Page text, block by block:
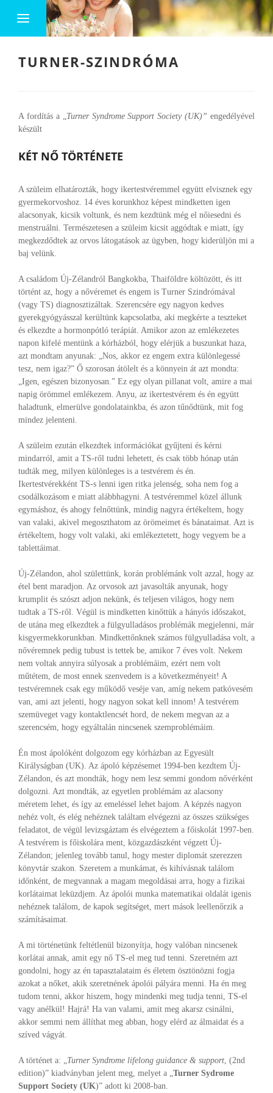
TURNER-SZINDRÓMA
A fordítás a „Turner Syndrome Support Society (UK)” engedélyével
készült
KÉT NŐ TÖRTÉNETE
A szüleim elhatározták, hogy ikertestvéremmel együtt elvisznek egy
gyermekorvoshoz. 14 éves korunkhoz képest mindketten igen
alacsonyak, kicsik voltunk, és nem kezdtünk még el nőiesedni és
menstruálni. Természetesen a szüleim kicsit aggódtak e miatt, így
megkezdődtek az orvos látogatások az ügyben, hogy kiderüljön mi a
baj velünk.
A családom Új-Zélandról Bangkokba, Thaiföldre költözött, és itt
történt az, hogy a nővéremet és engem is Turner Szindrómával
(vagy TS) diagnosztizáltak. Szerencsére egy nagyon kedves
gyerekgyógyásszal kerültünk kapcsolatba, aki megkérte a teszteket
és elkezdte a hormonpótló terápiát. Amikor azon az emlékezetes
napon kifelé mentünk a kórházból, hogy elérjük a buszunkat haza,
azt mondtam anyunak: „Nos, akkor ez engem extra különlegessé
tesz, nem igaz?” Ő szorosan átölelt és a könnyein át azt mondta:
„Igen, egészen bizonyosan.” Ez egy olyan pillanat volt, amire a mai
napig örömmel emlékezem. Anyu, az ikertestvérem és én együtt
haladtunk, elmerülve gondolatainkba, és azon tűnődtünk, mit fog
mindez jelenteni.
A szüleim ezután elkezdtek információkat gyűjteni és kérni
mindarról, amit a TS-ről tudni lehetett, és csak több hónap után
tudták meg, milyen különleges is a testvérem és én.
Ikertestvérekként TS-s lenni igen ritka jelenség, soha nem fog a
csodálkozásom e miatt alábbhagyni. A testvéremmel közel állunk
egymáshoz, és ahogy felnőttünk, mindig nagyra értékeltem, hogy
van valaki, akivel megoszthatom az örömeimet és bánataimat. Azt is
értékeltem, hogy volt valaki, aki emlékeztetett, hogy vegyem be a
tablettáimat.
Új-Zélandon, ahol születtünk, korán problémánk volt azzal, hogy az
étel bent maradjon. Az orvosok azt javasolták anyunak, hogy
krumplit és szószt adjon nekünk, és teljesen világos, hogy nem
tudtak a TS-ről. Végül is mindketten kinőttük a hányós időszakot,
de utána meg elkezdtek a fülgyulladásos problémák megjelenni, már
kisgyermekkorunkban. Mindkettőnknek számos fülgyulladása volt, a
nővéremnek pedig tubust is tettek be, amikor 7 éves volt. Nekem
nem voltak annyira súlyosak a problémáim, ezért nem volt
műtétem, de most ennek szenvedem is a következményeit! A
testvéremnek csak egy működő veséje van, amíg nekem patkóvesém
van, ami azt jelenti, hogy nagyon sokat kell innom! A testvérem
szemüveget vagy kontaktlencsét hord, de nekem megvan az a
szerencsém, hogy egyáltalán nincsenek szemproblémáim.
Én most ápolóként dolgozom egy kórházban az Egyesült
Királyságban (UK). Az ápoló képzésemet 1994-ben kezdtem Új-
Zélandon, és azt mondták, hogy nem lesz semmi gondom nővérként
dolgozni. Azt mondták, az egyetlen problémám az alacsony
méretem lehet, és így az emeléssel lehet bajom. A képzés nagyon
nehéz volt, és elég nehéznek találtam elvégezni az összes szükséges
feladatot, de végül levizsgáztam és elvégeztem a főiskolát 1997-ben.
A testvérem is főiskolára ment, közgazdászként végzett Új-
Zélandon; jelenleg tovább tanul, hogy mester diplomát szerezzen
könyvtár szakon. Szeretem a munkámat, és kihívásnak találom
időnként, de megvannak a magam megoldásai arra, hogy a fizikai
korlátaimat leküzdjem. Az ápolói munka matematikai oldalát igenis
nehéznek találom, de kapok segítséget, mert mások leellenőrzik a
számításaimat.
A mi történetünk feltétlenül bizonyítja, hogy valóban nincsenek
korlátai annak, amit egy nő TS-el meg tud tenni. Szeretném azt
gondolni, hogy az én tapasztalataim és életem ösztönözni fogja
azokat a nőket, akik szeretnének ápolói pályára menni. Ha én meg
tudom tenni, akkor hiszem, hogy mindenki meg tudja tenni, TS-el
vagy anélkül! Hajrá! Ha van valami, amit meg akarsz csinálni,
akkor semmi nem állíthat meg abban, hogy elérd az álmaidat és a
szíved vágyát.
A történet a: „Turner Syndrome lifelong guidance & support, (2nd
edition)” kiadványban jelent meg, melyet a „Turner Sydrome
Support Society (UK)” adott ki 2008-ban.